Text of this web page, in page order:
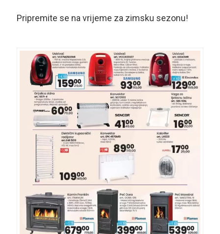
Pripremite se na vrijeme za zimsku sezonu!